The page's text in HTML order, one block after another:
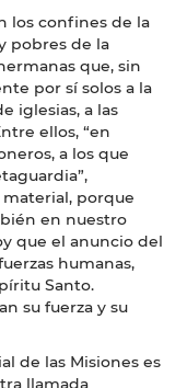
los confines de la
pobres de la
que, sin
por sí solos a la
iglesias, a las
ellos, “en
a los que
porque
en nuestro
que el anuncio del
humanas,
Santo.
su fuerza y su
de las Misiones es
llamada